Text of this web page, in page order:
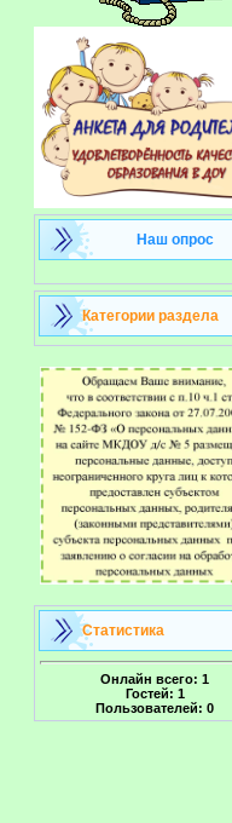
Наш опрос
Категории раздела
Статистика
Онлайн всего: 1
Гостей: 1
Пользователей: 0